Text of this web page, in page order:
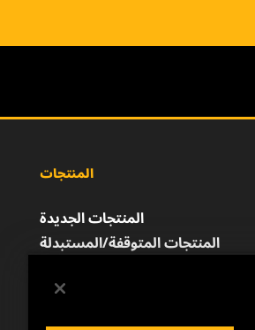
المنتجات
المنتجات الجديدة
المنتجات المتوقفة/المستبدلة